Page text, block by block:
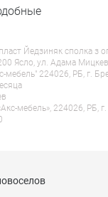
Йедзиняк сполка з
Ясло, ул. Адама
224026, РБ, г.
мебель», 224026, РБ,